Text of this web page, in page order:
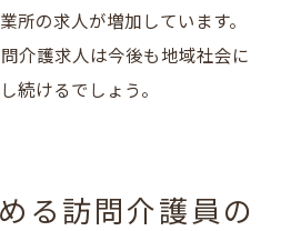
所の求人が増加しています。
介護求人は今後も地域社会に
続けるでしょう。
る訪問介護員の